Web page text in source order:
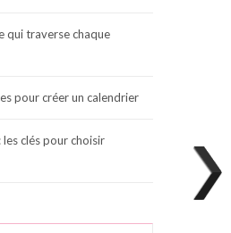
qui traverse chaque
pour créer un calendrier
clés pour choisir